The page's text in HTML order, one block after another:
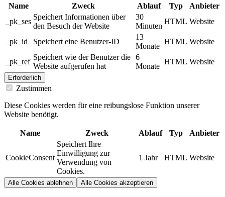
Name Zweck Ablauf Typ
Anbieter
_pk_ses
Speichert Informationen über
den Besuch der Website
30
Minuten
HTML Website
_pk_id Speichert eine Benutzer-ID
13
Monate
HTML Website
_pk_ref
Speichert wie der Benutzer die
Website aufgerufen hat
6
Monate
HTML Website
Erforderlich
Zustimmen
Diese Cookies werden für eine reibungslose Funktion unserer
Website benötigt.
Name Zweck Ablauf Typ Anbieter
CookieConsent
Speichert Ihre
Einwilligung zur
Verwendung von
Cookies.
1 Jahr HTML Website
Alle Cookies ablehnen Alle Cookies akzeptieren